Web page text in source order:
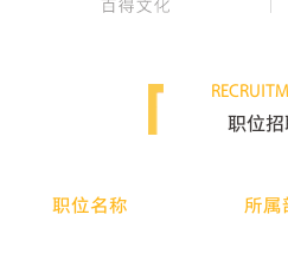
职位招
职位名称 所属